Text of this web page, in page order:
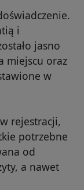
i
jasno
miejscu oraz
w
rejestracji,
potrzebne
od
a nawet